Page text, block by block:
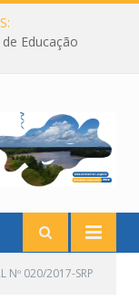
Educação
Nº 020/2017-SRP